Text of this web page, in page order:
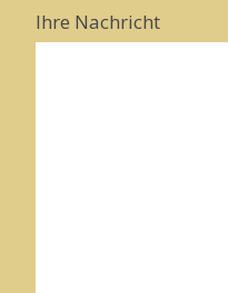
Ihre Nachricht